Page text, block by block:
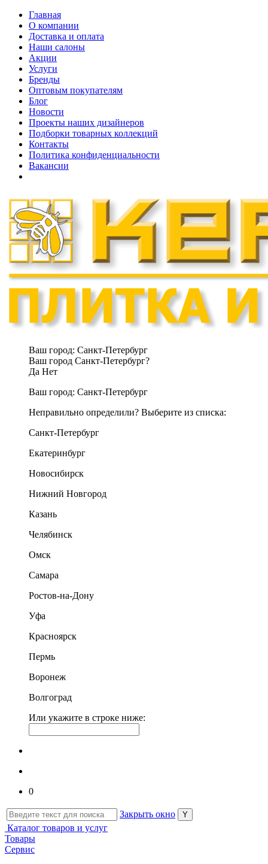
Главная
О компании
Доставка и оплата
Наши cалоны
Акции
Услуги
Бренды
Оптовым покупателям
Блог
Новости
Проекты наших дизайнеров
Подборки товарных коллекций
Контакты
Политика конфиденциальности
Вакансии
Ваш город: Санкт-Петербург
Ваш город Санкт-Петербург?
Да Нет
Ваш город: Санкт-Петербург
Неправильно определили? Выберите из списка:
Санкт-Петербург
Екатеринбург
Новосибирск
Нижний Новгород
Казань
Челябинск
Омск
Самара
Ростов-на-Дону
Уфа
Красноярск
Пермь
Воронеж
Волгоград
Или укажите в строке ниже:
0
Закрыть окно
Каталог товаров и услуг
Товары
Сервис